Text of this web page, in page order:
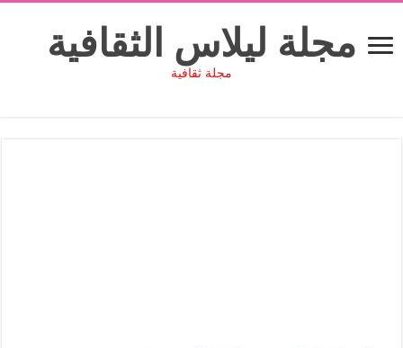
مجلة ليلاس الثقافية
مجلة ثقافية